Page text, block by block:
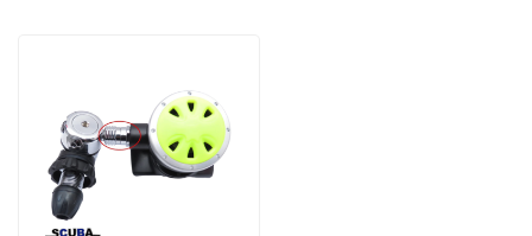
aansluiting. Afmetingen: 80
mm x 2